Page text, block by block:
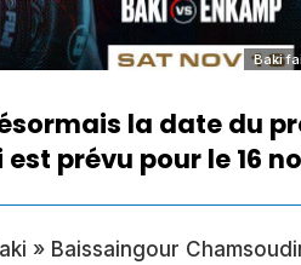
Baki
la date du
est prévu pour le 16
» Baissaingour